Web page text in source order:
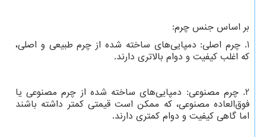
بر اساس جنس چرم:
1. چرم اصلی: دمپایی‌های ساخته شده از چرم طبیعی و اصلی،
که اغلب کیفیت و دوام بالاتری دارند.
2. چرم مصنوعی: دمپایی‌های ساخته شده از چرم مصنوعی یا
فوق‌العاده مصنوعی، که ممکن است قیمتی کمتر داشته باشند
اما گاهی کیفیت و دوام کمتری دارند.